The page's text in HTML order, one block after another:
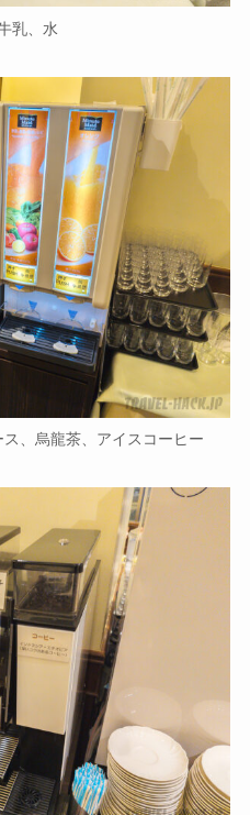
乳、水
、烏龍茶、アイスコーヒー